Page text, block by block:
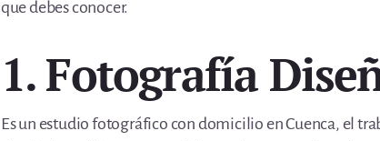
que debes conocer.
1. Fotografía
Es un estudio fotográfico con domicilio en Cuenca, el